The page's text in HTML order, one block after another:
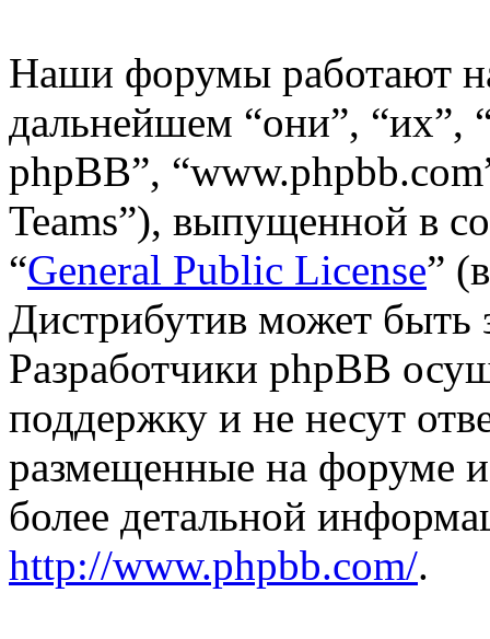
Наши форумы работают
дальнейшем “они”, “их”,
phpBB”,
Teams”), выпущенной в
“General Public License”
Дистрибутив может быть
Разработчики phpBB
поддержку и не несут
размещенные на форуме
более детальной
http://www.phpbb.com/.